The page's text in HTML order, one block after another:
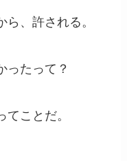
、許される。
ったって？
ことだ。